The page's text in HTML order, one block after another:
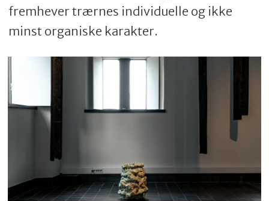
fremhever trærnes individuelle og ikke
minst organiske karakter.